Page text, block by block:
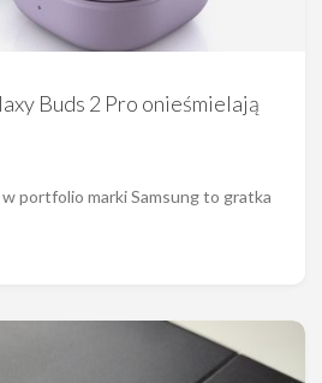
Buds 2 Pro onieśmielają
portfolio marki Samsung to gratka